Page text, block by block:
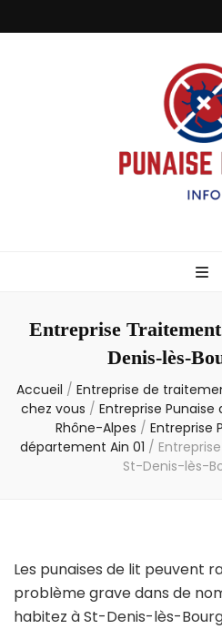
–
Entreprise
Denis-lès-
Accueil / Entreprise de
chez vous / Entreprise
Rhône-Alpes / Entreprise
département Ain 01 /
St-Denis-lès-
Les punaises de lit peuvent
problème grave dans de
habitez à St-Denis-lès-